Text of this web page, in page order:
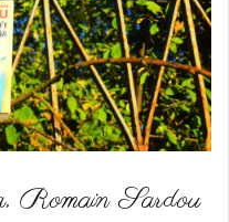
Romain Sardou